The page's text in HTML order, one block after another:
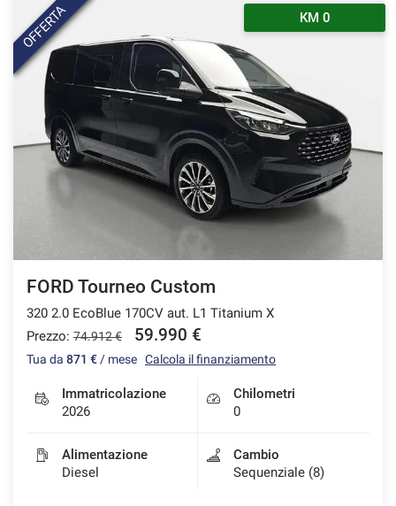
OFFERTA KM 0
FORD Tourneo Custom
320 2.0 EcoBlue 170CV aut. L1 Titanium X
Prezzo: 74.912 € 59.990 €
Tua da 871 € / mese Calcola il finanziamento
Immatricolazione
2026
Chilometri
0
Alimentazione
Diesel
Cambio
Sequenziale (8)